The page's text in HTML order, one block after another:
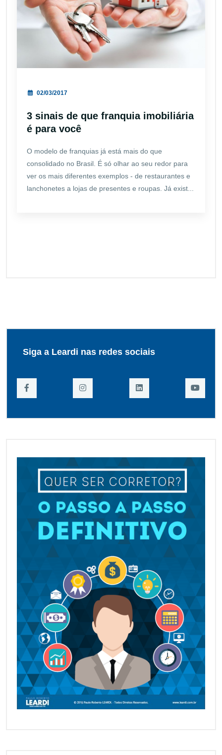
02/03/2017
3 sinais de que franquia imobiliária
é para você
O modelo de franquias já está mais do que
consolidado no Brasil. É só olhar ao seu redor para
ver os mais diferentes exemplos - de restaurantes e
lanchonetes a lojas de presentes e roupas. Já exist...
Siga a Leardi nas redes sociais